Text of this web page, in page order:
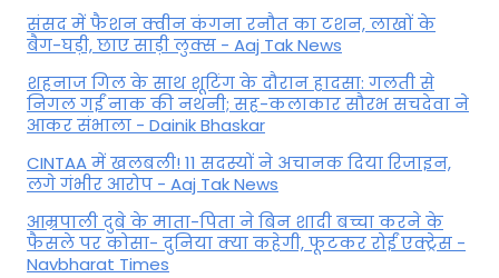
संसद में फैशन क्वीन कंगना रनौत का टशन, लाखों के
बैग-घड़ी, छाए साड़ी लुक्स - Aaj Tak News
शहनाज गिल के साथ शूटिंग के दौरान हादसा: गलती से
निगल गईं नाक की नथनी; सह-कलाकार सौरभ सचदेवा ने
आकर संभाला - Dainik Bhaskar
CINTAA में खलबली! 11 सदस्यों ने अचानक दिया रिजाइन,
लगे गंभीर आरोप - Aaj Tak News
आम्रपाली दुबे के माता-पिता ने बिन शादी बच्चा करने के
फैसले पर कोसा- दुनिया क्या कहेगी, फूटकर रोईं एक्ट्रेस -
Navbharat Times